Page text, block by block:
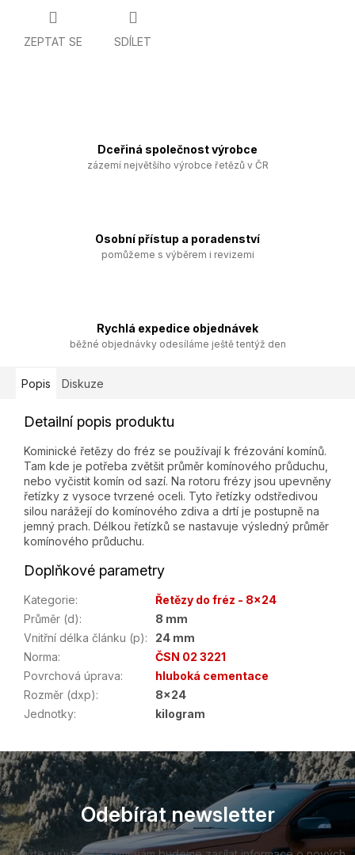
ZEPTAT SE SDÍLET
Dceřiná společnost výrobce
zázemí největšího výrobce řetězů v ČR
Osobní přístup a poradenství
pomůžeme s výběrem i revizemi
Rychlá expedice objednávek
běžné objednávky odesíláme ještě tentýž den
Popis Diskuze
Detailní popis produktu
Kominické řetězy do fréz se používají k frézování komínů.
Tam kde je potřeba zvětšit průměr komínového průduchu,
nebo vyčistit komín od sazí. Na rotoru frézy jsou upevněny
řetízky z vysoce tvrzené oceli. Tyto řetízky odstředivou
silou narážejí do komínového zdiva a drtí je postupně na
jemný prach. Délkou řetízků se nastavuje výsledný průměr
komínového průduchu.
Doplňkové parametry
Kategorie:
Řetězy do fréz - 8x24
Průměr (d):
8 mm
Vnitřní délka článku (p):
24 mm
Norma:
ČSN 02 3221
Povrchová úprava:
hluboká cementace
Rozměr (dxp):
8x24
Jednotky: kilogram
Z
á
p
a
t
í
Odebírat newsletter